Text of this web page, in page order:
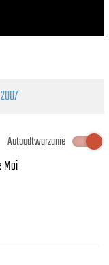
2007
Autoodtwarzanie
Moi